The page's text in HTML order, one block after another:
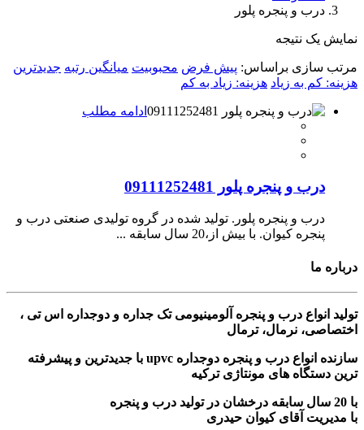
درب و پنجره پلور
نمایش یک نتیجه
مرتب سازی براساس: پیش فرض محبوبیت میانگین رتبه جدیدترین
هزینه: کم به زیاد هزینه: زیاد به کم
ادامه مطلب
درب و پنجره پلور 09111252481
درب و پنجره پلور. تولید شده در گروه تولیدی صنعتی درب و
پنجره کیوان. با بیش از،20 سال سابقه ...
درباره ما
تولید انواع درب و پنجره آلومینیومی تک جداره و دوجداره اس تی ،
اختصاصی، نرمال، ترمال
سازنده انواع درب و پنجره دوجداره upvc با جدیدترین و پیشرفته
ترین دستگاه های مونتاژی ترکیه
با 20 سال سابقه درخشان در تولید درب و پنجره
با مدیریت آقای کیوان حیدری